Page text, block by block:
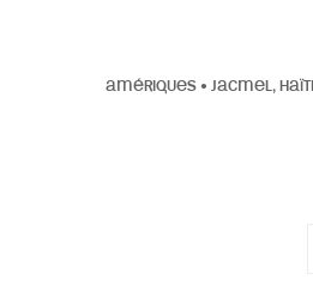
AMÉRIQUES • JACMEL, HAÏTI